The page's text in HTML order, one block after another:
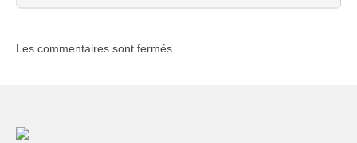
Les commentaires sont fermés.